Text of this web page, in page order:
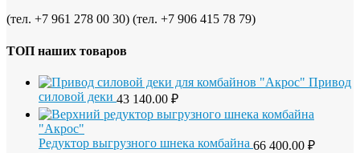
(тел. +7 961 278 00 30) (тел. +7 906 415 78 79)
ТОП наших товаров
Привод
силовой деки 43 140.00 ₽
Редуктор выгрузного шнека комбайна 66 400.00 ₽